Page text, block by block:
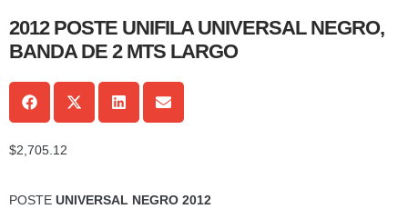
2012 POSTE UNIFILA UNIVERSAL NEGRO,
BANDA DE 2 MTS LARGO
$2,705.12
POSTE UNIVERSAL NEGRO 2012